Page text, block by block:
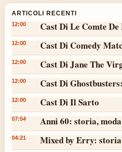
ARTICOLI RECENTI
12:00 Cast Di Le Comte
12:00 Cast Di Comedy
12:00 Cast Di Jane The
12:00 Cast Di
12:00 Cast Di Il Sarto
07:54 Anni 60: storia,
04:21 Mixed by Erry: